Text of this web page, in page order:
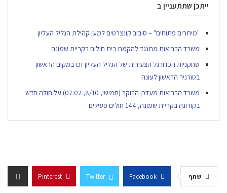
ייתכן שתתעניין ב
"מיתרים פתוחים" – סיבוב קונצרטים למען קהילת הגליל העליון
משרד הבריאות מתנגד להקמת בית חולים בקריית שמונה
שחקניות הכדורגל הצעירות של הגליל העליון זכו במקום הראשון
בטורניר הראשון לעונה
משרד הבריאות מעדכן הבוקר (חמישי, 8/10, 07:02) על חולה חדש
בקורונה בקריית שמונה, 144 חולים פעילים
שתף Facebook
Twitter
Pinterest